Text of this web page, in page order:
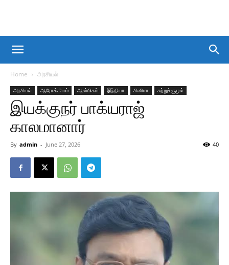
Home அரசியல்
அரசியல் ஆரோக்கியம் ஆன்மிகம் இந்தியா சினிமா சுற்றுச்சூழல்
இயக்குநர் பாக்யராஜ்
காலமானார்
By admin - June 27, 2026 40